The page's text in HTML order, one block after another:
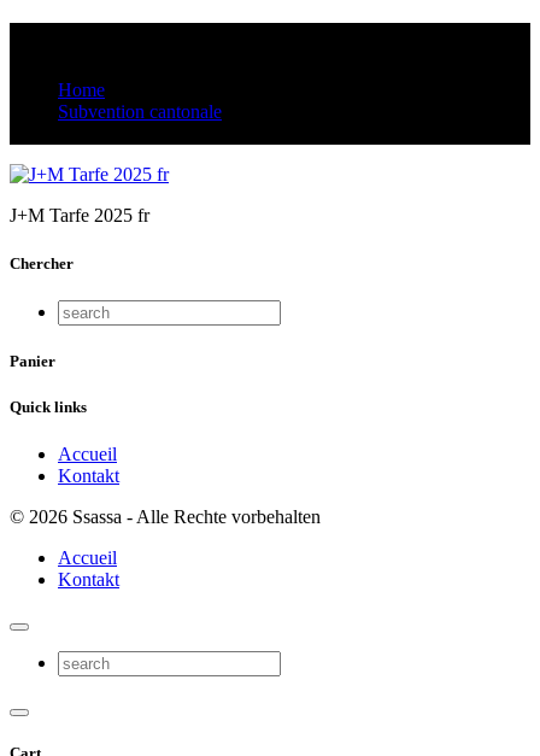
Home
Subvention cantonale
J+M Tarfe 2025 fr
Chercher
Panier
Quick links
Accueil
Kontakt
© 2026 Ssassa - Alle Rechte vorbehalten
Accueil
Kontakt